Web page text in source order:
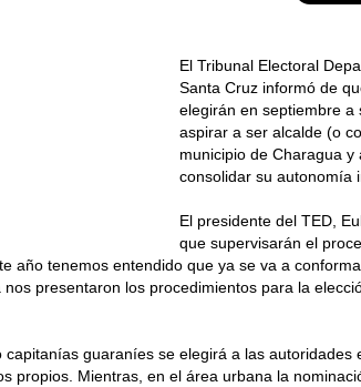
El Tribunal Electoral
Santa Cruz informó de
elegirán en septiembre a
aspirar a ser alcalde (o
municipio de Charagua y
consolidar su autonomía
El presidente del TED,
que supervisarán el
año tenemos entendido que ya se va a
presentaron los procedimientos para la
capitanías guaraníes se elegirá a las autoridades
propios. Mientras, en el área urbana la